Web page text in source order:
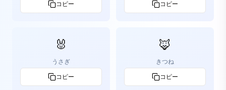
コピー コピー
🐰
うさぎ
コピー
🦊
きつね
コピー